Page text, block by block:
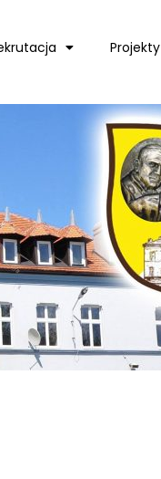
Projekty